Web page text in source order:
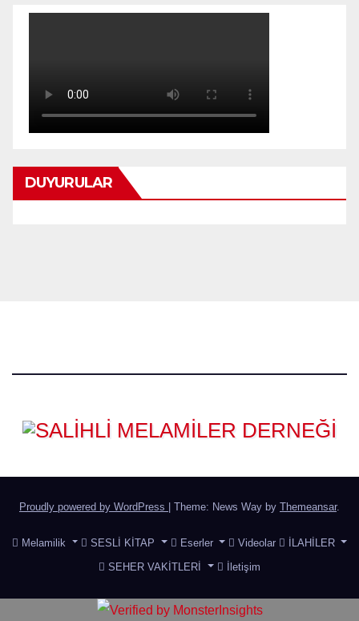
DUYURULAR
Proudly powered by WordPress | Theme: News Way by Themeansar.
Melamilik SESLİ KİTAP Eserler Videolar
İLAHİLER
SEHER VAKİTLERİ
İletişim